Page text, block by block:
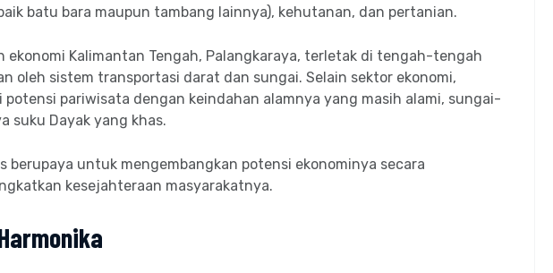
batu bara maupun tambang lainnya), kehutanan, dan pertanian.
ekonomi Kalimantan Tengah, Palangkaraya, terletak di tengah-tengah
oleh sistem transportasi darat dan sungai. Selain sektor ekonomi,
potensi pariwisata dengan keindahan alamnya yang masih alami, sungai-
suku Dayak yang khas.
berupaya untuk mengembangkan potensi ekonominya secara
kesejahteraan masyarakatnya.